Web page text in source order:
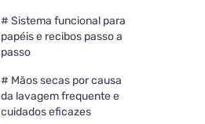
# Sistema funcional para
papéis e recibos passo a
passo
# Mãos secas por causa
da lavagem frequente e
cuidados eficazes